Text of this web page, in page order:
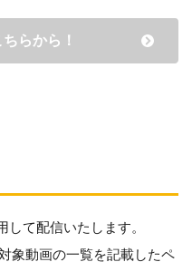
らから！
して配信いたします。
象動画の一覧を記載したペ